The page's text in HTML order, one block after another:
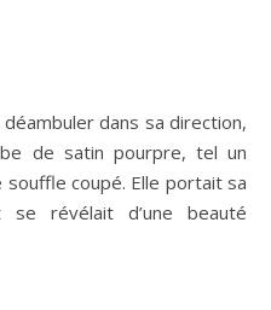
dans sa direction,
de satin pourpre, tel un
coupé. Elle portait sa
révélait d’une beauté